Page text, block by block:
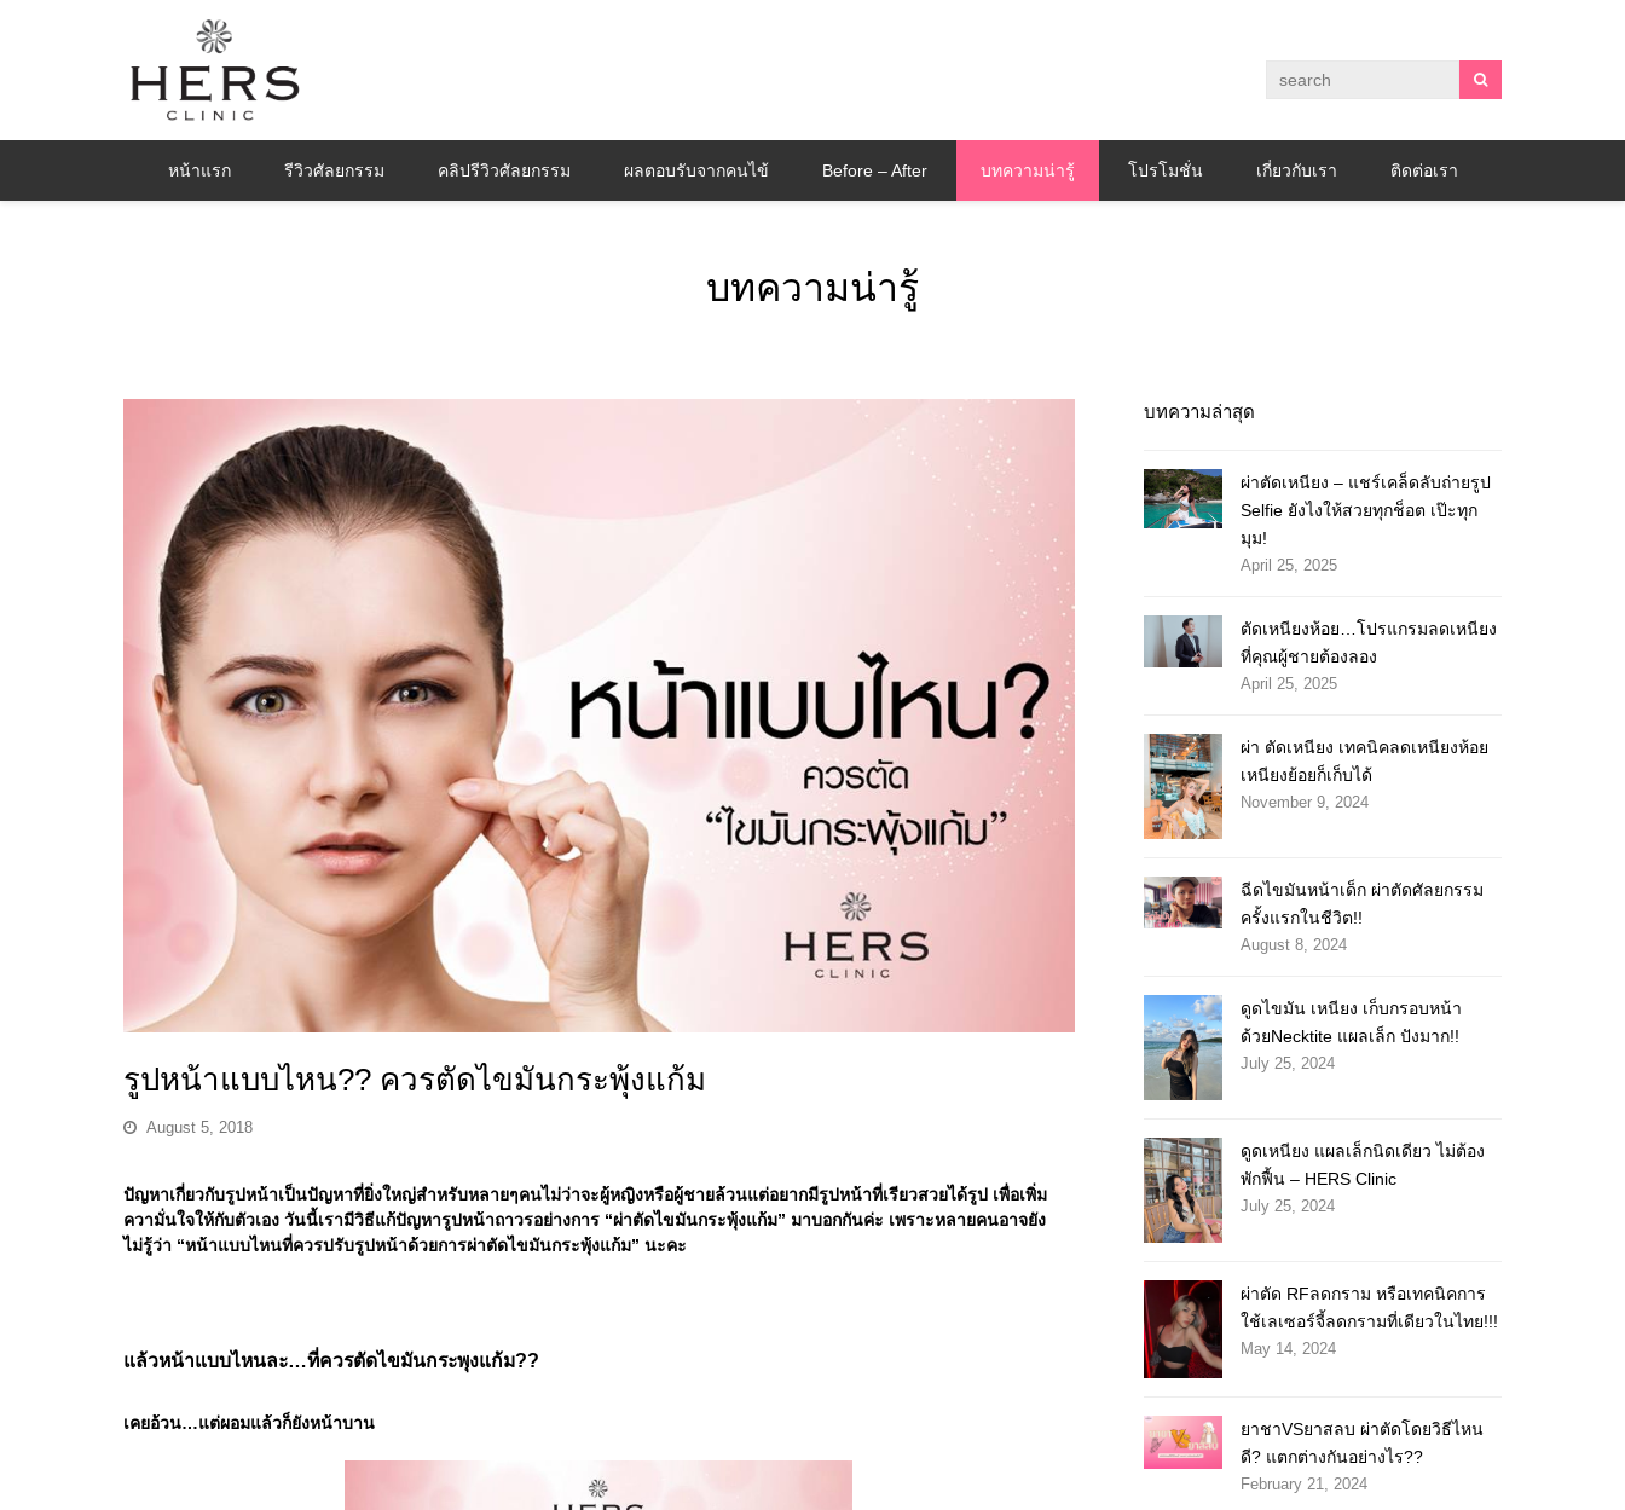
หน้าแรก รีวิวศัลยกรรม คลิปรีวิวศัลยกรรม ผลตอบรับจากคนไข้ Before – After บทความน่ารู้ โปรโมชั่น เกี่ยวกับเรา ติดต่อเรา
บทความน่ารู้
รูปหน้าแบบไหน?? ควรตัดไขมันกระพุ้งแก้ม
August 5, 2018
ปัญหาเกี่ยวกับรูปหน้าเป็นปัญหาที่ยิ่งใหญ่สำหรับหลายๆคนไม่ว่าจะผู้หญิงหรือผู้ชายล้วนแต่อยากมีรูปหน้าที่เรียวสวยได้รูป เพื่อเพิ่ม
ความั่นใจให้กับตัวเอง วันนี้เรามีวิธีแก้ปัญหารูปหน้าถาวรอย่างการ “ผ่าตัดไขมันกระพุ้งแก้ม” มาบอกกันค่ะ เพราะหลายคนอาจยัง
ไม่รู้ว่า “หน้าแบบไหนที่ควรปรับรูปหน้าด้วยการผ่าตัดไขมันกระพุ้งแก้ม” นะคะ
แล้วหน้าแบบไหนละ…ที่ควรตัดไขมันกระพุงแก้ม??
เคยอ้วน…แต่ผอมแล้วก็ยังหน้าบาน
บทความล่าสุด
ผ่าตัดเหนียง – แชร์เคล็ดลับถ่ายรูป
Selfie ยังไงให้สวยทุกช็อต เป๊ะทุก
มุม!
April 25, 2025
ตัดเหนียงห้อย…โปรแกรมลดเหนียง
ที่คุณผู้ชายต้องลอง
April 25, 2025
ผ่า ตัดเหนียง เทคนิคลดเหนียงห้อย
เหนียงย้อยก็เก็บได้
November 9, 2024
ฉีดไขมันหน้าเด็ก ผ่าตัดศัลยกรรม
ครั้งแรกในชีวิต!!
August 8, 2024
ดูดไขมัน เหนียง เก็บกรอบหน้า
ด้วยNecktite แผลเล็ก ปังมาก!!
July 25, 2024
ดูดเหนียง แผลเล็กนิดเดียว ไม่ต้อง
พักฟื้น – HERS Clinic
July 25, 2024
ผ่าตัด RFลดกราม หรือเทคนิคการ
ใช้เลเซอร์จี้ลดกรามที่เดียวในไทย!!!
May 14, 2024
ยาชาVSยาสลบ ผ่าตัดโดยวิธีไหน
ดี? แตกต่างกันอย่างไร??
February 21, 2024